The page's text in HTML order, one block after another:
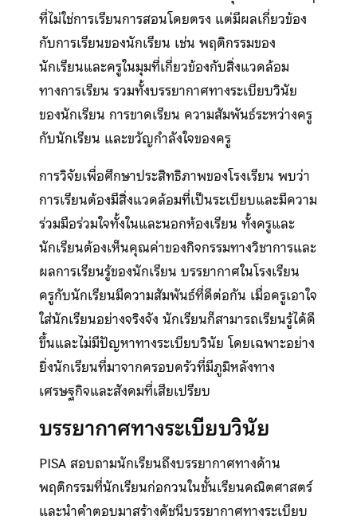
ที่ไม่ใช่การเรียนการสอนโดยตรง แต่มีผลเกี่ยวข้อง
กับการเรียนของนักเรียน เช่น พฤติกรรมของ
นักเรียนและครูในมุมที่เกี่ยวข้องกับสิ่งแวดล้อม
ทางการเรียน รวมทั้งบรรยากาศทางระเบียบวินัย
ของนักเรียน การขาดเรียน ความสัมพันธ์ระหว่างครู
กับนักเรียน และขวัญกำลังใจของครู
การวิจัยเพื่อศึกษาประสิทธิภาพของโรงเรียน พบว่า
การเรียนต้องมีสิ่งแวดล้อมที่เป็นระเบียบและมีความ
ร่วมมือร่วมใจทั้งในและนอกห้องเรียน ทั้งครูและ
นักเรียนต้องเห็นคุณค่าของกิจกรรมทางวิชาการและ
ผลการเรียนรู้ของนักเรียน บรรยากาศในโรงเรียน
ครูกับนักเรียนมีความสัมพันธ์ที่ดีต่อกัน เมื่อครูเอาใจ
ใส่นักเรียนอย่างจริงจัง นักเรียนก็สามารถเรียนรู้ได้ดี
ขึ้นและไม่มีปัญหาทางระเบียบวินัย โดยเฉพาะอย่าง
ยิ่งนักเรียนที่มาจากครอบครัวที่มีภูมิหลังทาง
เศรษฐกิจและสังคมที่เสียเปรียบ
บรรยากาศทางระเบียบวินัย
PISA สอบถามนักเรียนถึงบรรยากาศทางด้าน
พฤติกรรมที่นักเรียนก่อกวนในชั้นเรียนคณิตศาสตร์
และนำคำตอบมาสร้างดัชนีบรรยากาศทางระเบียบ